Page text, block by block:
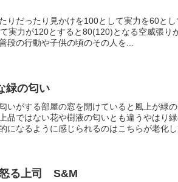
りだったり見かけを100として実力を60と
実力が120とすると80(120)となる空威張り
段の行動や子供の頃のその人を...
緑の匂い
いがする部屋の窓を開けていると風上が緑
品ではない花や樹液の匂いとも違うやはり
になるように感じられるのはこちらが老化し
る上司 S&M